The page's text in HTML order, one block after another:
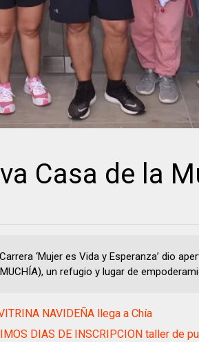
Casa de la
‘Mujer es Vida y Esperanza’ dio
un refugio y lugar de
NAVIDEÑA llega a Chía
DIAS DE INSCRIPCION taller de